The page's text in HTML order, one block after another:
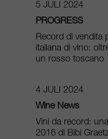
5 JULI 2024
PROGRESS
Record di vendita
italiana di vino:
un rosso toscano
4 JULI 2024
Wine News
Vini da record:
2016 di Bibi